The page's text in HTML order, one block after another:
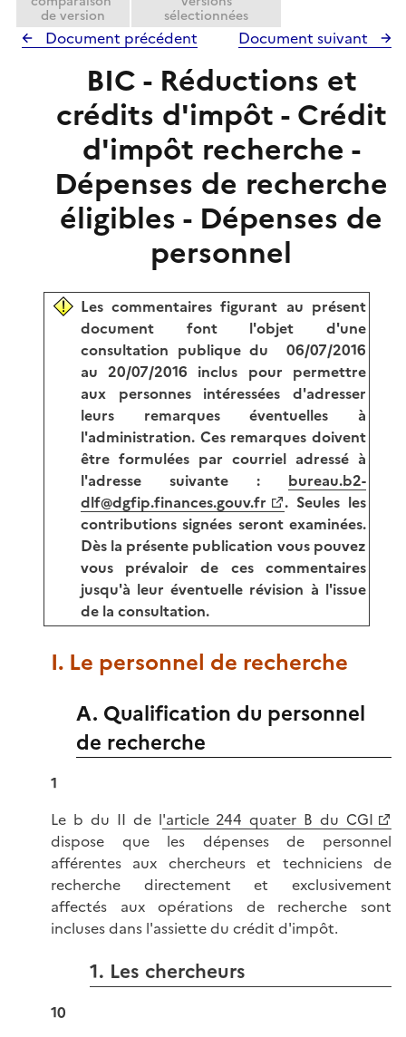
de version sélectionnées
Document précédent Document suivant
BIC - Réductions et
crédits d'impôt - Crédit
d'impôt recherche -
Dépenses de recherche
éligibles - Dépenses de
personnel
Les commentaires figurant au présent
document font l'objet d'une
consultation publique du 06/07/2016
au 20/07/2016 inclus pour permettre
aux personnes intéressées d'adresser
leurs remarques éventuelles à
l'administration. Ces remarques doivent
être formulées par courriel adressé à
l'adresse suivante : bureau.b2-
dlf@dgfip.finances.gouv.fr
. Seules les
contributions signées seront examinées.
Dès la présente publication vous pouvez
vous prévaloir de ces commentaires
jusqu'à leur éventuelle révision à l'issue
de la consultation.
I. Le personnel de recherche
A. Qualification du personnel
de recherche
1
Le b du II de l'article 244 quater B du CGI
dispose que les dépenses de personnel
afférentes aux chercheurs et techniciens de
recherche directement et exclusivement
affectés aux opérations de recherche sont
incluses dans l'assiette du crédit d'impôt.
1. Les chercheurs
10